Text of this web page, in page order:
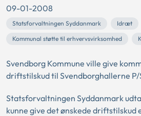
09-01-2008
Statsforvaltningen Syddanmark Idræt
Kommunal støtte til erhvervsvirksomhed
Svendborg Kommune ville give
driftstilskud til Svendborghallerne P/
Statsforvaltningen Syddanmark
kunne give det ønskede driftstilskud